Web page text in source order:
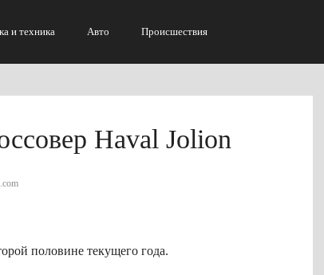
и техника Авто Происшествия
Haval Jolion
половине текущего года.